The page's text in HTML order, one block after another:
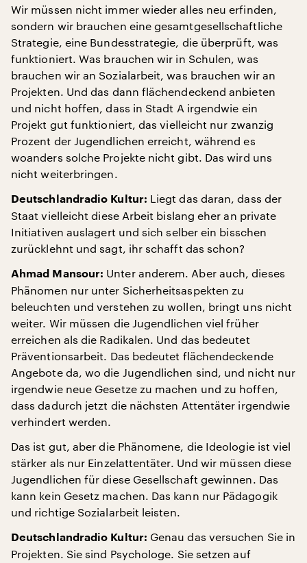
Wir müssen nicht immer wieder alles neu erfinden,
sondern wir brauchen eine gesamtgesellschaftliche
Strategie, eine Bundesstrategie, die überprüft, was
funktioniert. Was brauchen wir in Schulen, was
brauchen wir an Sozialarbeit, was brauchen wir an
Projekten. Und das dann flächendeckend anbieten
und nicht hoffen, dass in Stadt A irgendwie ein
Projekt gut funktioniert, das vielleicht nur zwanzig
Prozent der Jugendlichen erreicht, während es
woanders solche Projekte nicht gibt. Das wird uns
nicht weiterbringen.
Deutschlandradio Kultur: Liegt das daran, dass der
Staat vielleicht diese Arbeit bislang eher an private
Initiativen auslagert und sich selber ein bisschen
zurücklehnt und sagt, ihr schafft das schon?
Ahmad Mansour: Unter anderem. Aber auch, dieses
Phänomen nur unter Sicherheitsaspekten zu
beleuchten und verstehen zu wollen, bringt uns nicht
weiter. Wir müssen die Jugendlichen viel früher
erreichen als die Radikalen. Und das bedeutet
Präventionsarbeit. Das bedeutet flächendeckende
Angebote da, wo die Jugendlichen sind, und nicht nur
irgendwie neue Gesetze zu machen und zu hoffen,
dass dadurch jetzt die nächsten Attentäter irgendwie
verhindert werden.
Das ist gut, aber die Phänomene, die Ideologie ist viel
stärker als nur Einzelattentäter. Und wir müssen diese
Jugendlichen für diese Gesellschaft gewinnen. Das
kann kein Gesetz machen. Das kann nur Pädagogik
und richtige Sozialarbeit leisten.
Deutschlandradio Kultur: Genau das versuchen Sie in
Projekten. Sie sind Psychologe. Sie setzen auf